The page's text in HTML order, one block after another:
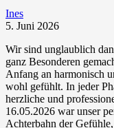
Ines
5. Juni 2026
Wir sind unglaublich
ganz Besonderen
Anfang an harmonisch
wohl gefühlt. In jeder
herzliche und
16.05.2026 war unser
Achterbahn der